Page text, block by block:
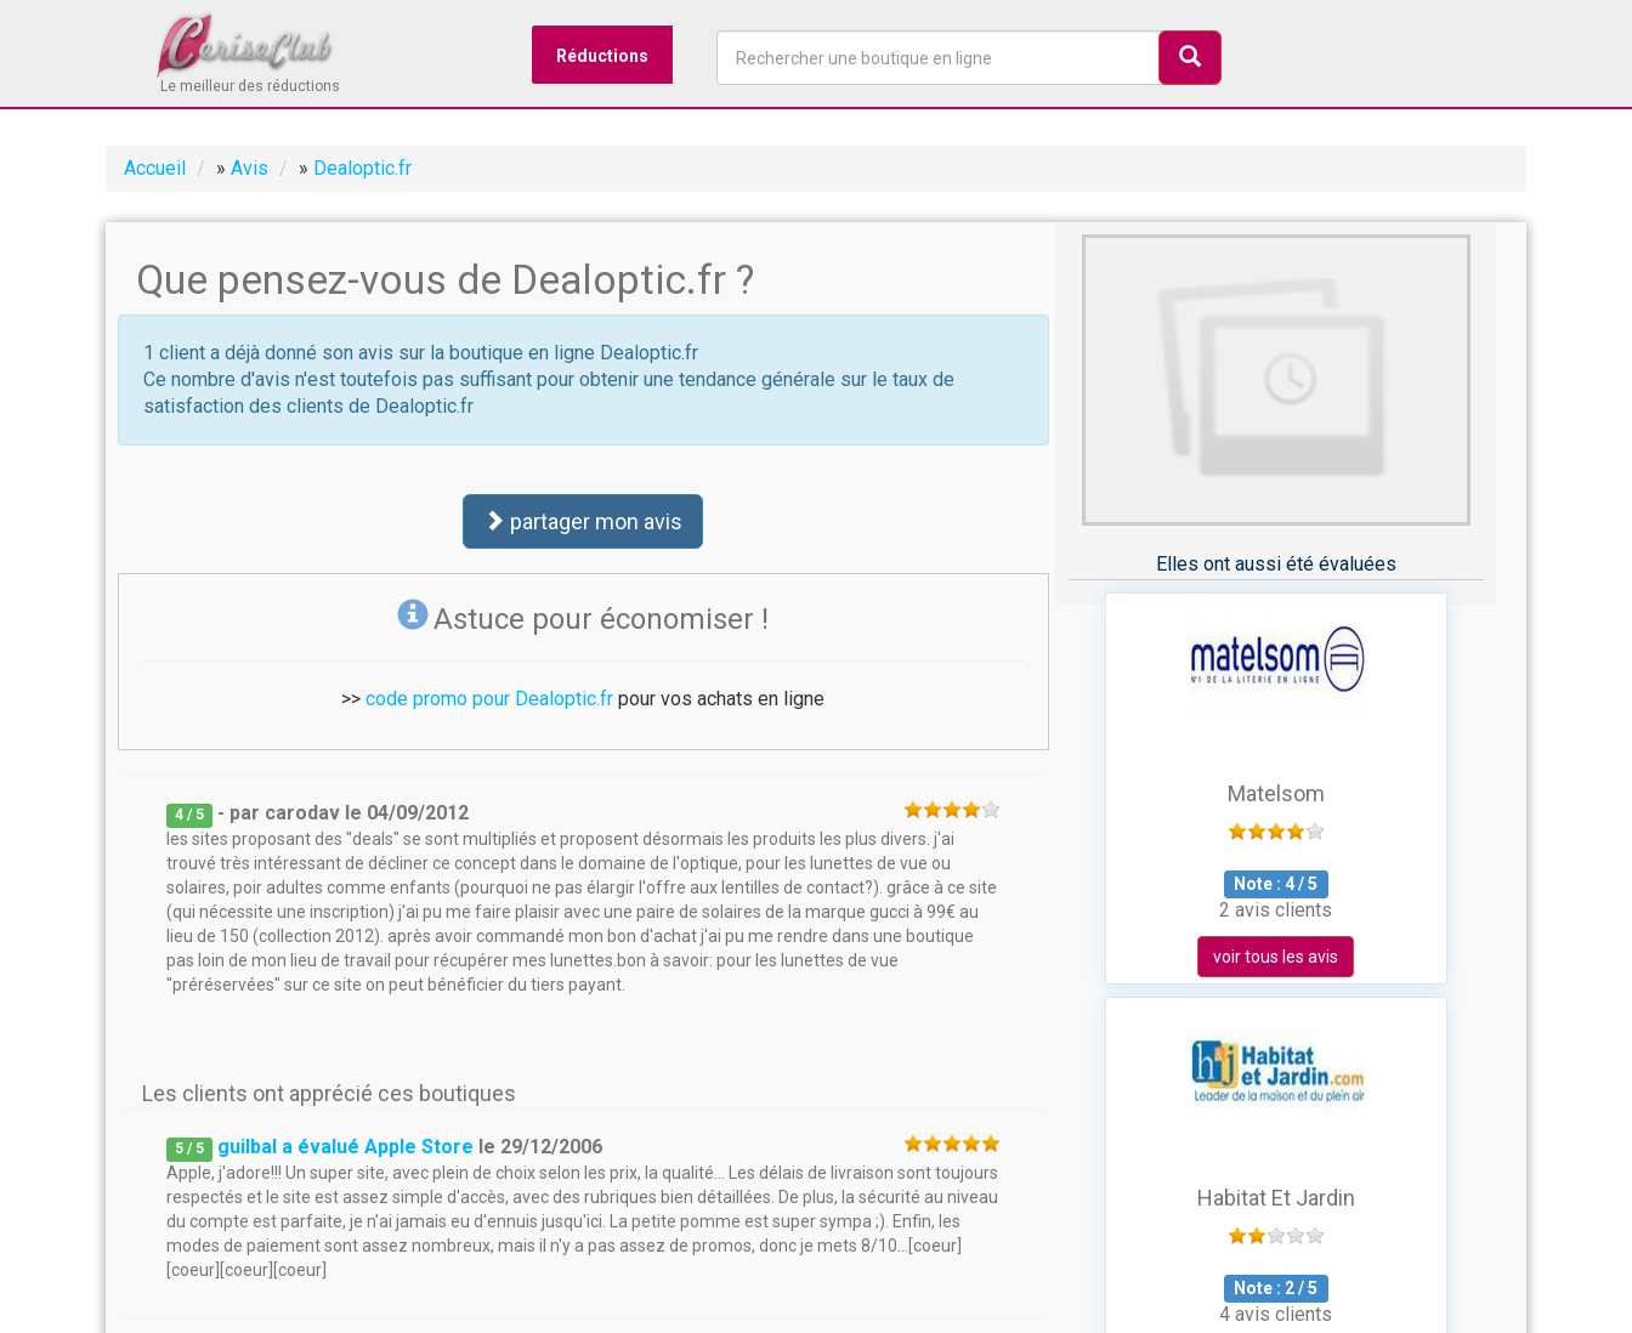
Le meilleur des réductions
Réductions
Accueil » Avis » Dealoptic.fr
Que pensez-vous de Dealoptic.fr ?
1 client a déjà donné son avis sur la boutique en ligne Dealoptic.fr
Ce nombre d'avis n'est toutefois pas suffisant pour obtenir une tendance générale sur le taux de
satisfaction des clients de Dealoptic.fr
partager mon avis
Astuce pour économiser !
>>code promo pour Dealoptic.fr pour vos achats en ligne
4 / 5 - par carodav le 04/09/2012
les sites proposant des "deals" se sont multipliés et proposent désormais les produits les plus divers. j'ai
trouvé très intéressant de décliner ce concept dans le domaine de l'optique, pour les lunettes de vue ou
solaires, poir adultes comme enfants (pourquoi ne pas élargir l'offre aux lentilles de contact?). grâce à ce site
(qui nécessite une inscription) j'ai pu me faire plaisir avec une paire de solaires de la marque gucci à 99€ au
lieu de 150 (collection 2012). après avoir commandé mon bon d'achat j'ai pu me rendre dans une boutique
pas loin de mon lieu de travail pour récupérer mes lunettes.bon à savoir: pour les lunettes de vue
"préréservées" sur ce site on peut bénéficier du tiers payant.
Les clients ont apprécié ces boutiques
5 / 5 guilbal a évalué Apple Store le 29/12/2006
Apple, j'adore!!! Un super site, avec plein de choix selon les prix, la qualité... Les délais de livraison sont toujours
respectés et le site est assez simple d'accès, avec des rubriques bien détaillées. De plus, la sécurité au niveau
du compte est parfaite, je n'ai jamais eu d'ennuis jusqu'ici. La petite pomme est super sympa ;). Enfin, les
modes de paiement sont assez nombreux, mais il n'y a pas assez de promos, donc je mets 8/10...[coeur]
[coeur][coeur][coeur]
Elles ont aussi été évaluées
Matelsom
Note : 4/5
2 avis clients
voir tous les avis
Habitat Et Jardin
Note : 2/5
4 avis clients